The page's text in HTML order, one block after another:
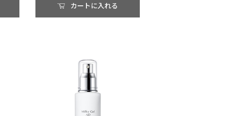
カートに入れる